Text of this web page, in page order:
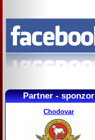
Partner - sponzor
Chodovar